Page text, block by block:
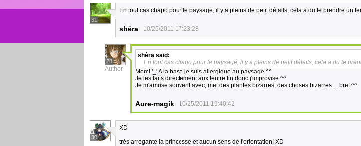
31
En tout cas chapo pour le paysage, il y a pleins de petit détails, cela a du te prendre un
shéra 10/25/2011 17:23:28
28
Author
shéra said:
En tout cas chapo pour le paysage, il y a pleins de petit détails, cela a du te
Merci '_' A la base je suis allergique au paysage ^^
Je les faits directement aux feutre fin donc j'improvise ^^
Je m'amuse souvent avec, met des plantes bizarres, des choses bizarres ... bref ^^
Aure-magik 10/25/2011 19:40:42
30
XD
très arrogante la princesse et aucun sens de l'orientation! XD